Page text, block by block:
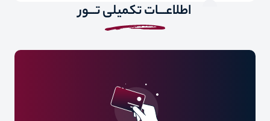
اطلاعـــات تکمیلی تـــور